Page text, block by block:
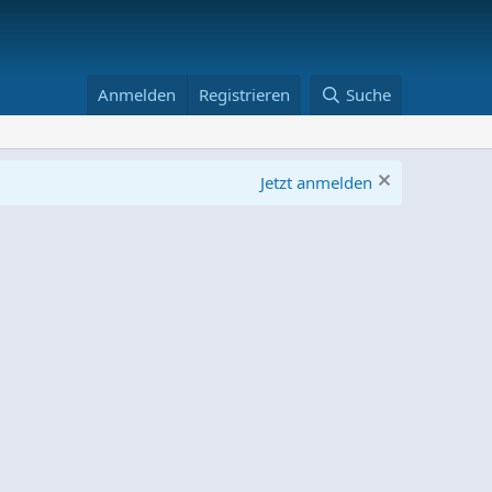
Anmelden Registrieren Suche
Jetzt anmelden